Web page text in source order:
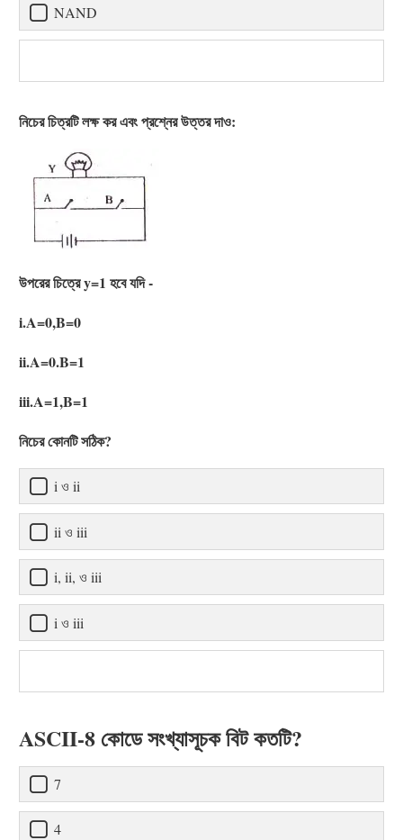
NAND
নিচের চিত্রটি লক্ষ কর এবং প্রশ্নের উত্তর দাও:
উপরের চিত্রে y=1 হবে যদি -
i.A=0,B=0
ii.A=0.B=1
iii.A=1,B=1
নিচের কোনটি সঠিক?
i ও ii
ii ও iii
i, ii, ও iii
i ও iii
ASCII-8 কোডে সংখ্যাসূচক বিট কতটি?
7
4